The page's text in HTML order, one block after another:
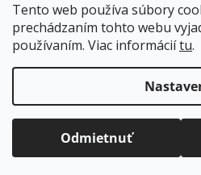
Tento web používa súbory
prechádzaním tohto webu
používaním. Viac informáciítu.
Odmietnuť
Doprava zadarmopre
nad120
Balíky zasielame už
Copyright 2026kovanieplus.